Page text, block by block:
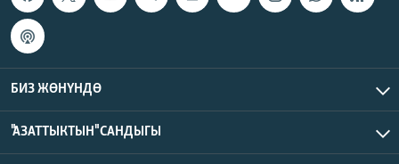
БИЗ ЖӨНҮНДӨ
"АЗАТТЫКТЫН" САНДЫГЫ